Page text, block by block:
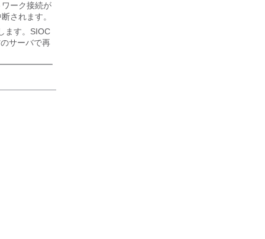
ーク接続が
されます。
ます。SIOC
サーバで再